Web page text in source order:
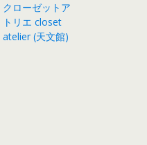
クローゼットア
トリエ closet
atelier (天文館)